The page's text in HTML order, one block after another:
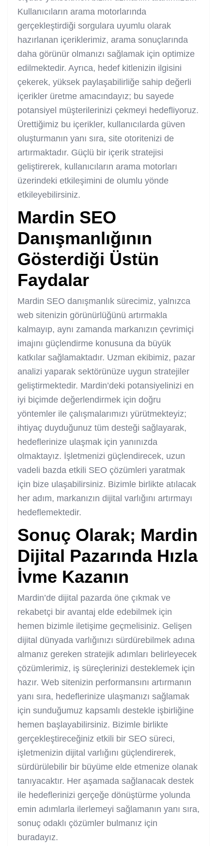
Kullanıcıların arama motorlarında
gerçekleştirdiği sorgulara uyumlu olarak
hazırlanan içeriklerimiz, arama sonuçlarında
daha görünür olmanızı sağlamak için optimize
edilmektedir. Ayrıca, hedef kitlenizin ilgisini
çekerek, yüksek paylaşabilirliğe sahip değerli
içerikler üretme amacındayız; bu sayede
potansiyel müşterilerinizi çekmeyi hedefliyoruz.
Ürettiğimiz bu içerikler, kullanıcılarda güven
oluşturmanın yanı sıra, site otoritenizi de
artırmaktadır. Güçlü bir içerik stratejisi
geliştirerek, kullanıcıların arama motorları
üzerindeki etkileşimini de olumlu yönde
etkileyebilirsiniz.
Mardin SEO
Danışmanlığının
Gösterdiği Üstün
Faydalar
Mardin SEO danışmanlık sürecimiz, yalnızca
web sitenizin görünürlüğünü artırmakla
kalmayıp, aynı zamanda markanızın çevrimiçi
imajını güçlendirme konusuna da büyük
katkılar sağlamaktadır. Uzman ekibimiz, pazar
analizi yaparak sektörünüze uygun stratejiler
geliştirmektedir. Mardin’deki potansiyelinizi en
iyi biçimde değerlendirmek için doğru
yöntemler ile çalışmalarımızı yürütmekteyiz;
ihtiyaç duyduğunuz tüm desteği sağlayarak,
hedeflerinize ulaşmak için yanınızda
olmaktayız. İşletmenizi güçlendirecek, uzun
vadeli bazda etkili SEO çözümleri yaratmak
için bize ulaşabilirsiniz. Bizimle birlikte atılacak
her adım, markanızın dijital varlığını artırmayı
hedeflemektedir.
Sonuç Olarak; Mardin
Dijital Pazarında Hızla
İvme Kazanın
Mardin’de dijital pazarda öne çıkmak ve
rekabetçi bir avantaj elde edebilmek için
hemen bizimle iletişime geçmelisiniz. Gelişen
dijital dünyada varlığınızı sürdürebilmek adına
almanız gereken stratejik adımları belirleyecek
çözümlerimiz, iş süreçlerinizi desteklemek için
hazır. Web sitenizin performansını artırmanın
yanı sıra, hedeflerinize ulaşmanızı sağlamak
için sunduğumuz kapsamlı destekle işbirliğine
hemen başlayabilirsiniz. Bizimle birlikte
gerçekleştireceğiniz etkili bir SEO süreci,
işletmenizin dijital varlığını güçlendirerek,
sürdürülebilir bir büyüme elde etmenize olanak
tanıyacaktır. Her aşamada sağlanacak destek
ile hedeflerinizi gerçeğe dönüştürme yolunda
emin adımlarla ilerlemeyi sağlamanın yanı sıra,
sonuç odaklı çözümler bulmanız için
buradayız.